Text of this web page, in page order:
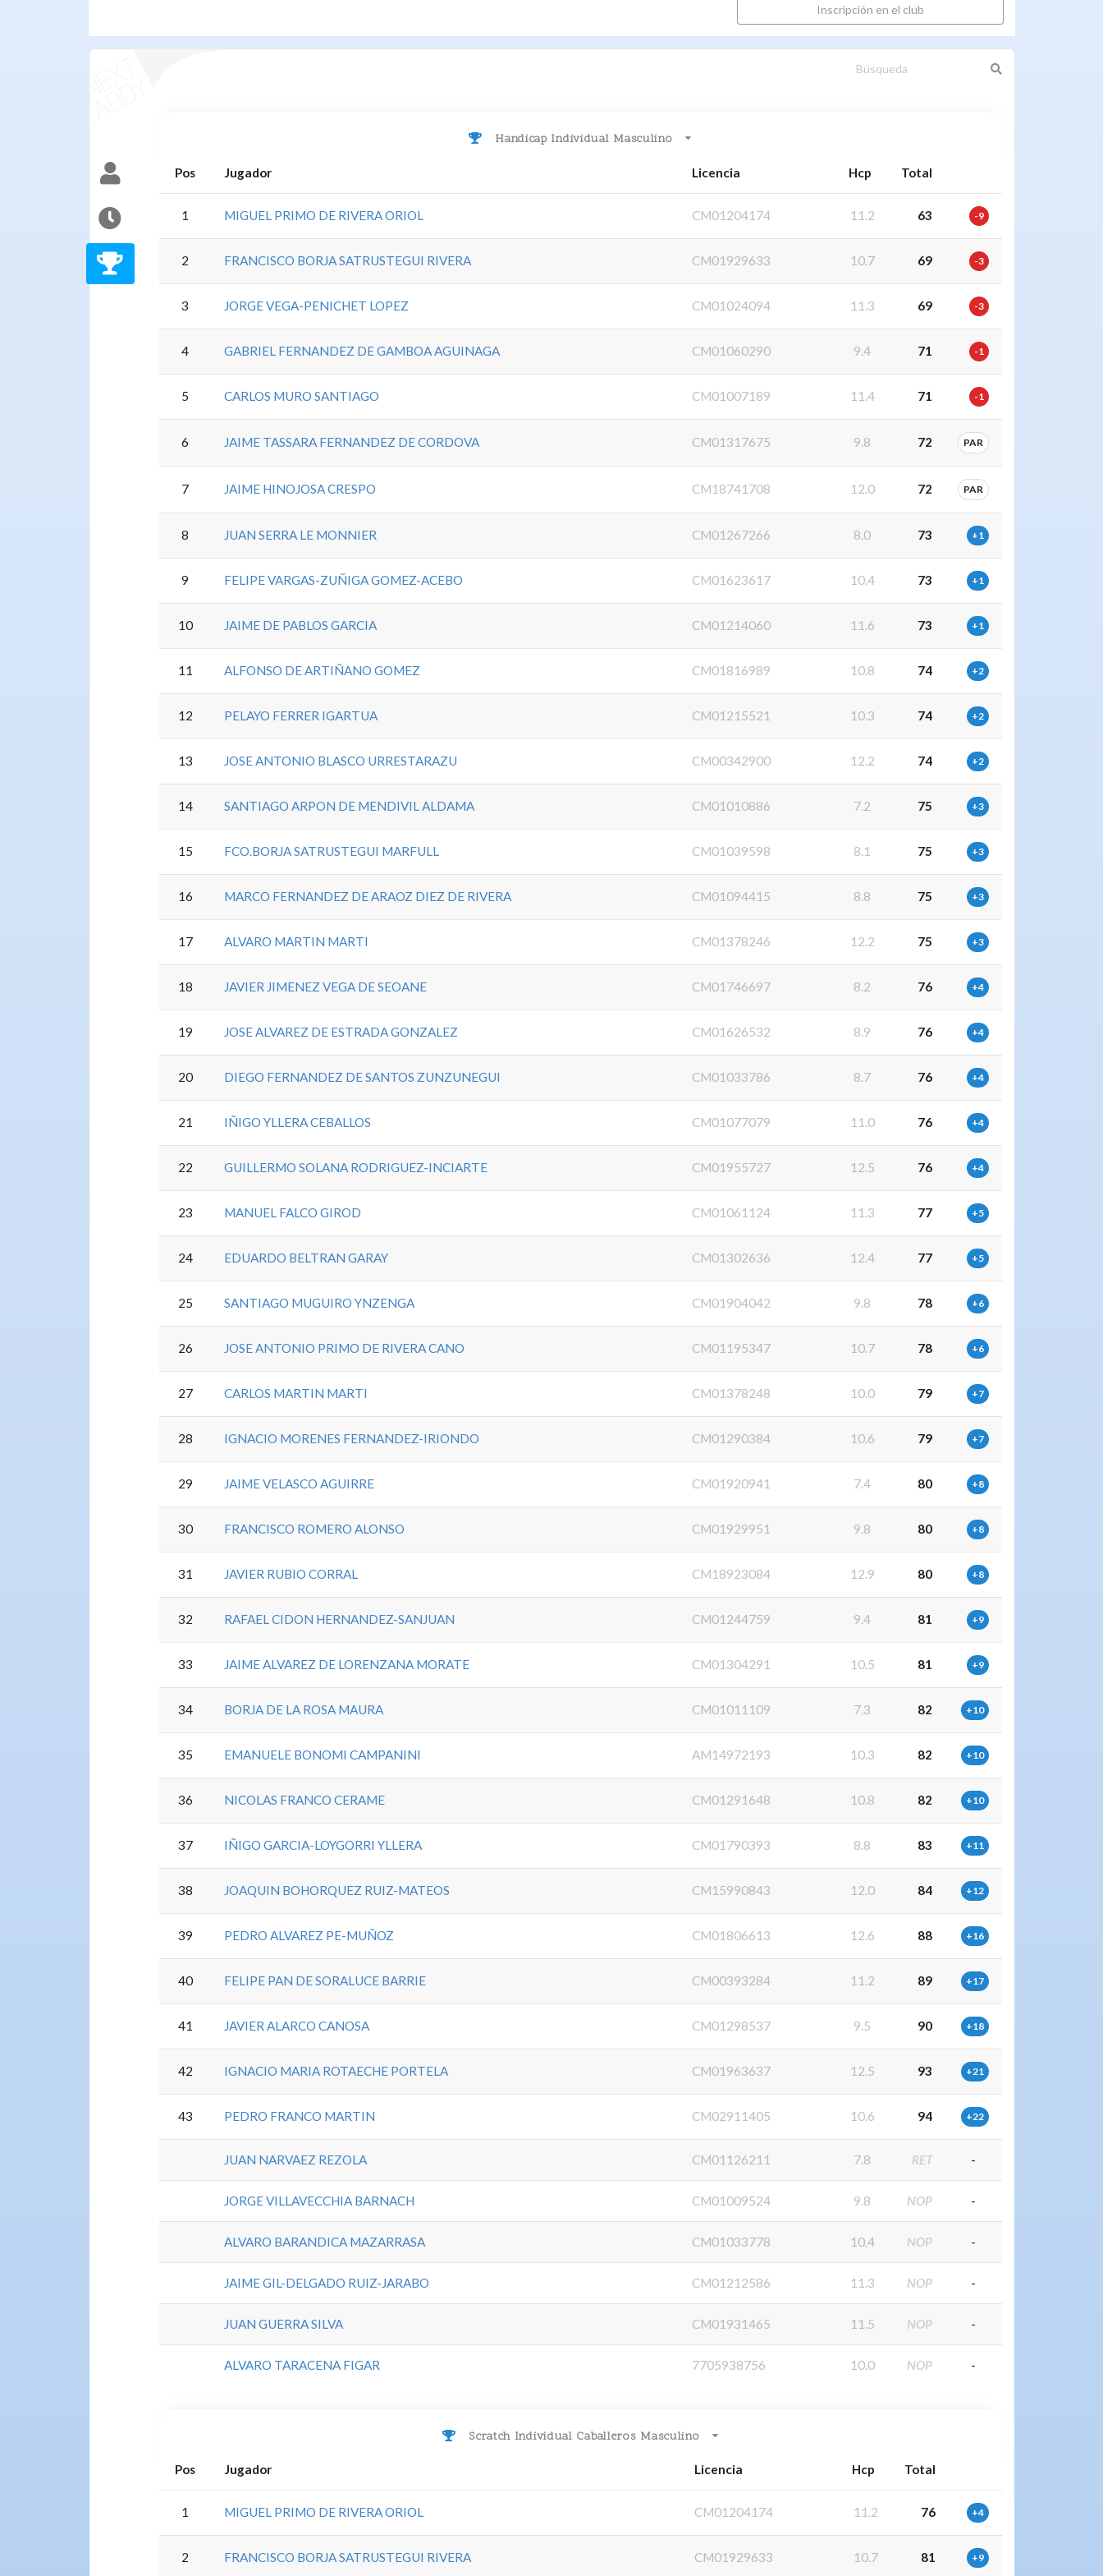
Inscripción en el club
Handicap Individual Masculino
Pos Jugador Licencia Hcp Total
1 MIGUEL PRIMO DE RIVERA ORIOL CM01204174 11.2 63 -9
2 FRANCISCO BORJA SATRUSTEGUI RIVERA CM01929633 10.7 69 -3
3 JORGE VEGA-PENICHET LOPEZ CM01024094 11.3 69 -3
4 GABRIEL FERNANDEZ DE GAMBOA AGUINAGA CM01060290 9.4 71 -1
5 CARLOS MURO SANTIAGO CM01007189 11.4 71 -1
6 JAIME TASSARA FERNANDEZ DE CORDOVA CM01317675 9.8 72 PAR
7 JAIME HINOJOSA CRESPO CM18741708 12.0 72 PAR
8 JUAN SERRA LE MONNIER CM01267266 8.0 73 +1
9 FELIPE VARGAS-ZUÑIGA GOMEZ-ACEBO CM01623617 10.4 73 +1
10 JAIME DE PABLOS GARCIA CM01214060 11.6 73 +1
11 ALFONSO DE ARTIÑANO GOMEZ CM01816989 10.8 74 +2
12 PELAYO FERRER IGARTUA CM01215521 10.3 74 +2
13 JOSE ANTONIO BLASCO URRESTARAZU CM00342900 12.2 74 +2
14 SANTIAGO ARPON DE MENDIVIL ALDAMA CM01010886 7.2 75 +3
15 FCO.BORJA SATRUSTEGUI MARFULL CM01039598 8.1 75 +3
16 MARCO FERNANDEZ DE ARAOZ DIEZ DE RIVERA CM01094415 8.8 75 +3
17 ALVARO MARTIN MARTI CM01378246 12.2 75 +3
18 JAVIER JIMENEZ VEGA DE SEOANE CM01746697 8.2 76 +4
19 JOSE ALVAREZ DE ESTRADA GONZALEZ CM01626532 8.9 76 +4
20 DIEGO FERNANDEZ DE SANTOS ZUNZUNEGUI CM01033786 8.7 76 +4
21 IÑIGO YLLERA CEBALLOS CM01077079 11.0 76 +4
22 GUILLERMO SOLANA RODRIGUEZ-INCIARTE CM01955727 12.5 76 +4
23 MANUEL FALCO GIROD CM01061124 11.3 77 +5
24 EDUARDO BELTRAN GARAY CM01302636 12.4 77 +5
25 SANTIAGO MUGUIRO YNZENGA CM01904042 9.8 78 +6
26 JOSE ANTONIO PRIMO DE RIVERA CANO CM01195347 10.7 78 +6
27 CARLOS MARTIN MARTI CM01378248 10.0 79 +7
28 IGNACIO MORENES FERNANDEZ-IRIONDO CM01290384 10.6 79 +7
29 JAIME VELASCO AGUIRRE CM01920941 7.4 80 +8
30 FRANCISCO ROMERO ALONSO CM01929951 9.8 80 +8
31 JAVIER RUBIO CORRAL CM18923084 12.9 80 +8
32 RAFAEL CIDON HERNANDEZ-SANJUAN CM01244759 9.4 81 +9
33 JAIME ALVAREZ DE LORENZANA MORATE CM01304291 10.5 81 +9
34 BORJA DE LA ROSA MAURA CM01011109 7.3 82 +10
35 EMANUELE BONOMI CAMPANINI AM14972193 10.3 82 +10
36 NICOLAS FRANCO CERAME CM01291648 10.8 82 +10
37 IÑIGO GARCIA-LOYGORRI YLLERA CM01790393 8.8 83 +11
38 JOAQUIN BOHORQUEZ RUIZ-MATEOS CM15990843 12.0 84 +12
39 PEDRO ALVAREZ PE-MUÑOZ CM01806613 12.6 88 +16
40 FELIPE PAN DE SORALUCE BARRIE CM00393284 11.2 89 +17
41 JAVIER ALARCO CANOSA CM01298537 9.5 90 +18
42 IGNACIO MARIA ROTAECHE PORTELA CM01963637 12.5 93 +21
43 PEDRO FRANCO MARTIN CM02911405 10.6 94 +22
JUAN NARVAEZ REZOLA CM01126211 7.8 RET -
JORGE VILLAVECCHIA BARNACH CM01009524 9.8 NOP -
ALVARO BARANDICA MAZARRASA CM01033778 10.4 NOP -
JAIME GIL-DELGADO RUIZ-JARABO CM01212586 11.3 NOP -
JUAN GUERRA SILVA CM01931465 11.5 NOP -
ALVARO TARACENA FIGAR 7705938756 10.0 NOP -
Scratch Individual Caballeros Masculino
Pos Jugador Licencia Hcp Total
1 MIGUEL PRIMO DE RIVERA ORIOL CM01204174 11.2 76 +4
2 FRANCISCO BORJA SATRUSTEGUI RIVERA CM01929633 10.7 81 +9